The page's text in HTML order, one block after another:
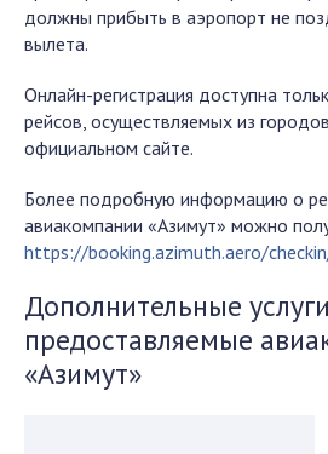
должны прибыть в аэропорт не
вылета.
Онлайн-регистрация доступна
рейсов, осуществляемых из
официальном сайте.
Более подробную информацию о
авиакомпании «Азимут» можно
https://booking.azimuth.aero/
Дополнительные
предоставляемые
«Азимут»